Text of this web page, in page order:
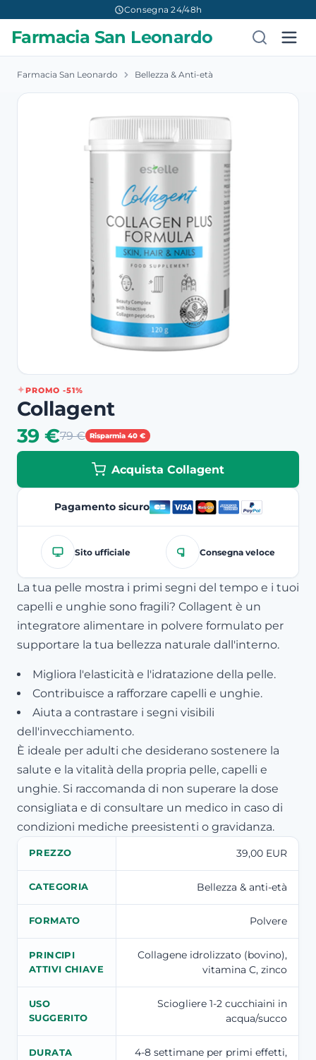
Consegna 24/48h
Farmacia San Leonardo
Farmacia San Leonardo Bellezza & Anti-età
PROMO -51%
Collagent
39 €79 € Risparmia 40 €
Acquista Collagent
Pagamento sicuro
Sito ufficiale Consegna veloce
La tua pelle mostra i primi segni del tempo e i tuoi
capelli e unghie sono fragili? Collagent è un
integratore alimentare in polvere formulato per
supportare la tua bellezza naturale dall'interno.
Migliora l'elasticità e l'idratazione della pelle.
Contribuisce a rafforzare capelli e unghie.
Aiuta a contrastare i segni visibili
dell'invecchiamento.
È ideale per adulti che desiderano sostenere la
salute e la vitalità della propria pelle, capelli e
unghie. Si raccomanda di non superare la dose
consigliata e di consultare un medico in caso di
condizioni mediche preesistenti o gravidanza.
PREZZO 39,00 EUR
CATEGORIA Bellezza & anti-età
FORMATO Polvere
PRINCIPI
ATTIVI CHIAVE
Collagene idrolizzato (bovino),
vitamina C, zinco
USO
SUGGERITO
Sciogliere 1-2 cucchiaini in
acqua/succo
DURATA
4-8 settimane per primi effetti,